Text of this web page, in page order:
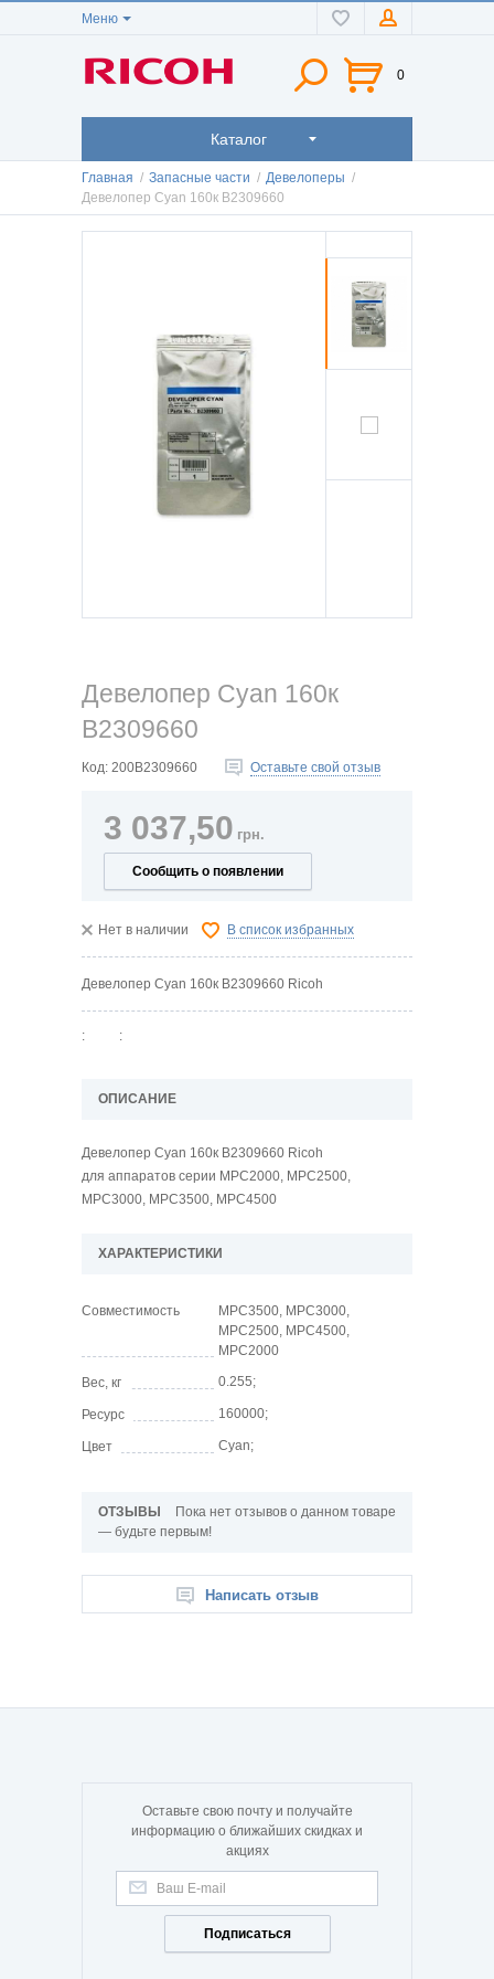
Меню
0
Каталог
Главная / Запасные части / Девелоперы /
Девелопер Cyan 160к B2309660
Девелопер Cyan 160к
B2309660
Код: 200B2309660 Оставьте свой отзыв
3 037,50 грн.
Сообщить о появлении
Нет в наличии В список избранных
Девелопер Cyan 160к B2309660 Ricoh
: :
ОПИСАНИЕ
Девелопер Cyan 160к B2309660 Ricoh
для аппаратов серии MPC2000, MPC2500,
MPC3000, MPC3500, MPC4500
ХАРАКТЕРИСТИКИ
Совместимость
MPC3500, MPC3000,
MPC2500, MPC4500,
MPC2000
Вес, кг 0.255;
Ресурс 160000;
Цвет Cyan;
ОТЗЫВЫ
Пока нет отзывов о данном товаре
— будьте первым!
Написать отзыв
Оставьте свою почту и получайте
информацию о ближайших скидках и
акциях
Подписаться